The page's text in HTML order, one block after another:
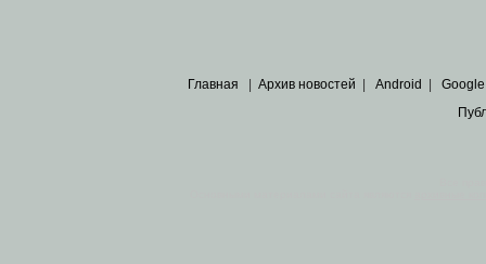
Главная Архив новостей Android Google